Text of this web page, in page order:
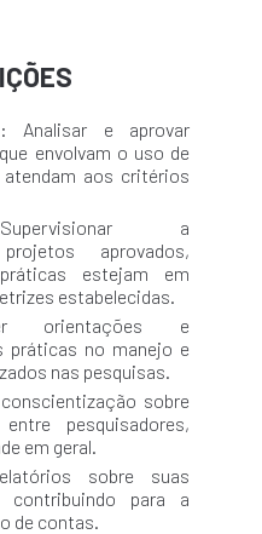
Analisar e aprovar
envolvam o uso de
aos critérios
a
aprovados,
estejam em
estabelecidas.
orientações e
práticas no manejo e
nas pesquisas.
sobre
pesquisadores,
em geral.
sobre suas
contribuindo para a
de contas.